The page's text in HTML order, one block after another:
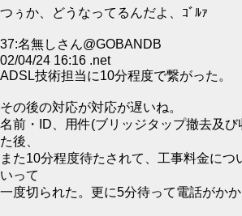
つぅか、どうなってるんだよ、ｺﾞﾙｧ
37:名無しさん@GOBANDB
02/04/24 16:16 .net
ADSL技術担当に10分程度で繋がった。
その後の対応が対応が遅いね。
名前・ID、用件(ブリッジタップ撤去及び
た後、
また10分程度待たされて、工事料金につ
いって
一度切られた。更に5分待って電話がかか